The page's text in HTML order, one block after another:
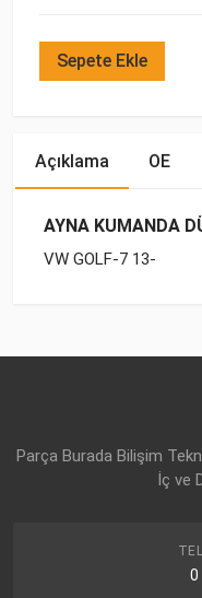
Sepete Ekle
Açıklama OE
AYNA KUMANDA
VW GOLF-7 13-
VW
Parça Burada Bilişim
İç ve
0